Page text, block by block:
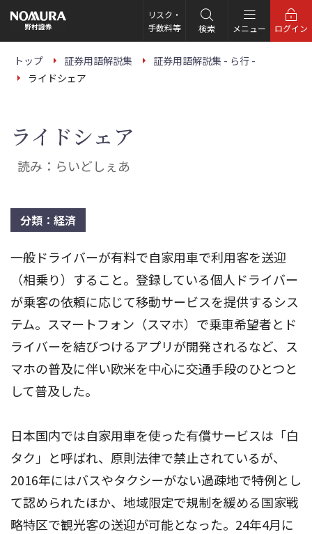
の
ー
リスク・
手数料等
検索 メニュー ログイン
トップ 証券用語解説集
証券用語解説集 - ら行 -
ライドシェア
ライドシェア
読み：らいどしぇあ
分類：経済
一般ドライバーが有料で自家用車で利用客を送迎
（相乗り）すること。登録している個人ドライバー
が乗客の依頼に応じて移動サービスを提供するシス
テム。スマートフォン（スマホ）で乗車希望者とド
ライバーを結びつけるアプリが開発されるなど、ス
マホの普及に伴い欧米を中心に交通手段のひとつと
して普及した。
日本国内では自家用車を使った有償サービスは「白
タク」と呼ばれ、原則法律で禁止されているが、
2016年にはバスやタクシーがない過疎地で特例とし
て認められたほか、地域限定で規制を緩める国家戦
略特区で観光客の送迎が可能となった。24年4月に